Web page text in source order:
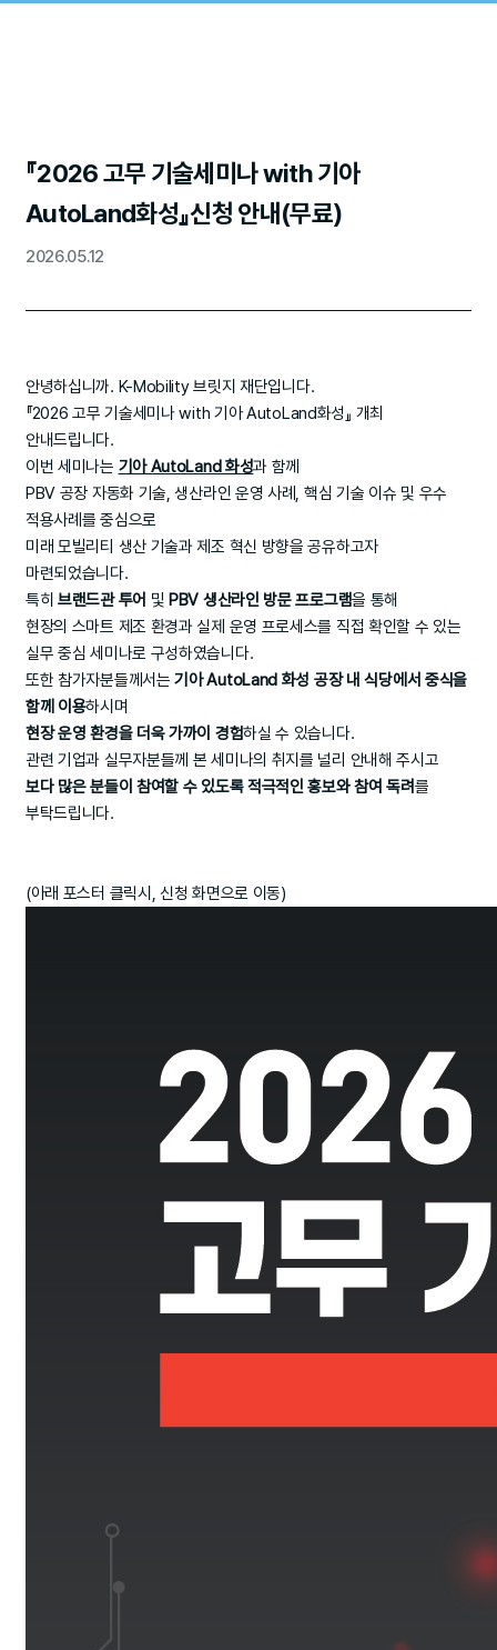
『2026 고무 기술세미나 with 기아
AutoLand화성』신청 안내(무료)
2026.05.12
안녕하십니까. K-Mobility 브릿지 재단입니다.
『2026 고무 기술세미나 with 기아 AutoLand화성』 개최
안내드립니다.
이번 세미나는 기아 AutoLand 화성과 함께
PBV 공장 자동화 기술, 생산라인 운영 사례, 핵심 기술 이슈 및 우수
적용사례를 중심으로
미래 모빌리티 생산 기술과 제조 혁신 방향을 공유하고자
마련되었습니다.
특히브랜드관 투어 및 PBV 생산라인 방문 프로그램을 통해
현장의 스마트 제조 환경과 실제 운영 프로세스를 직접 확인할 수 있는
실무 중심 세미나로 구성하였습니다.
또한 참가자분들께서는기아 AutoLand 화성 공장 내 식당에서 중식을
함께 이용하시며
현장 운영 환경을 더욱 가까이 경험하실 수 있습니다.
관련 기업과 실무자분들께 본 세미나의 취지를 널리 안내해 주시고
보다 많은 분들이 참여할 수 있도록 적극적인 홍보와 참여 독려를
부탁드립니다.
(아래 포스터 클릭시, 신청 화면으로 이동)